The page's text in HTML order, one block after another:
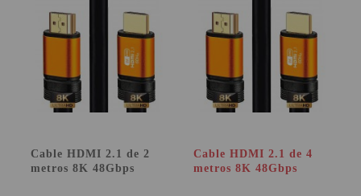
Cable HDMI 2.1 de 2
metros 8K 48Gbps
Cable HDMI 2.1 de 4
metros 8K 48Gbps